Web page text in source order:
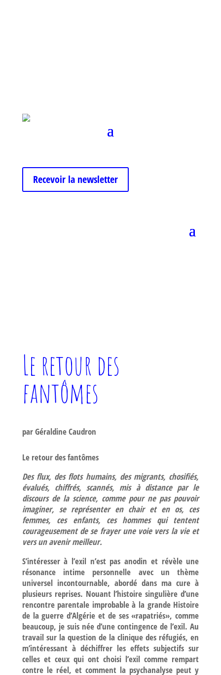
Recevoir la newsletter
Le retour des
fantômes
parGéraldine Caudron
Le retour des fantômes
Des flux, des flots humains, des migrants, chosifiés,
évalués, chiffrés, scannés, mis à distance par le
discours de la science, comme pour ne pas pouvoir
imaginer, se représenter en chair et en os, ces
femmes, ces enfants, ces hommes qui tentent
courageusement de se frayer une voie vers la vie et
vers un avenir meilleur.
S’intéresser à l’exil n’est pas anodin et révèle une
résonance intime personnelle avec un thème
universel incontournable, abordé dans ma cure à
plusieurs reprises. Nouant l’histoire singulière d’une
rencontre parentale improbable à la grande Histoire
de la guerre d’Algérie et de ses «rapatriés», comme
beaucoup, je suis née d’une contingence de l’exil. Au
travail sur la question de la clinique des réfugiés, en
m’intéressant à déchiffrer les effets subjectifs sur
celles et ceux qui ont choisi l’exil comme rempart
contre le réel, et comment la psychanalyse peut y